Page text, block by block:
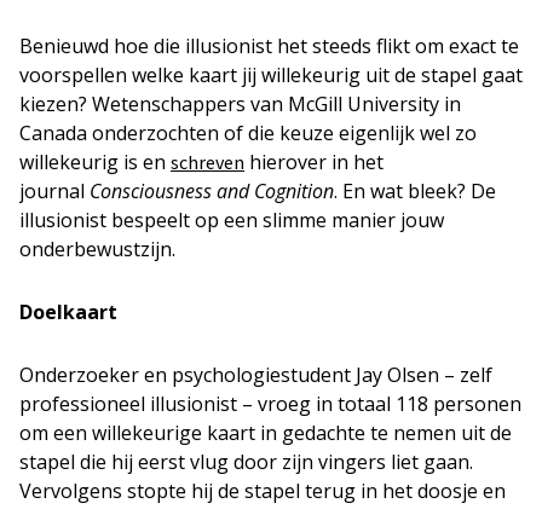
Benieuwd hoe die illusionist het steeds flikt om exact te
voorspellen welke kaart jij willekeurig uit de stapel gaat
kiezen? Wetenschappers van McGill University in
Canada onderzochten of die keuze eigenlijk wel zo
willekeurig is en schreven hierover in het
journal Consciousness and Cognition. En wat bleek? De
illusionist bespeelt op een slimme manier jouw
onderbewustzijn.
Doelkaart
Onderzoeker en psychologiestudent Jay Olsen – zelf
professioneel illusionist – vroeg in totaal 118 personen
om een willekeurige kaart in gedachte te nemen uit de
stapel die hij eerst vlug door zijn vingers liet gaan.
Vervolgens stopte hij de stapel terug in het doosje en